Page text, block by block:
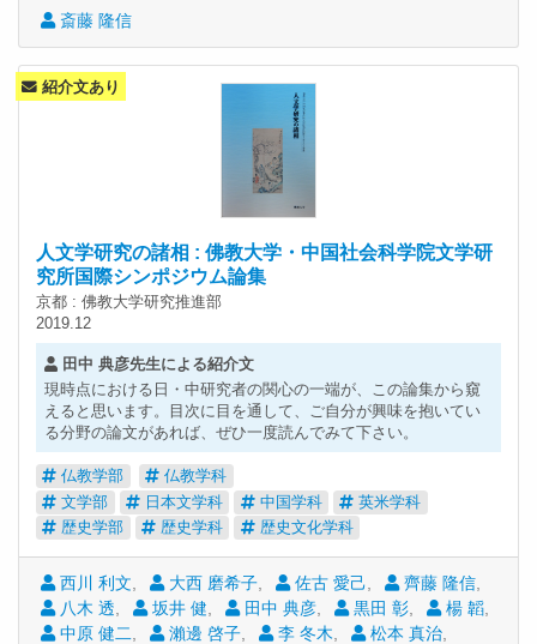
斎藤 隆信
人文学研究の諸相 : 佛教大学・中国社会科学院文学研
究所国際シンポジウム論集
京都 : 佛教大学研究推進部
2019.12
田中 典彦先生による紹介文
現時点における日・中研究者の関心の一端が、この論集から窺
えると思います。目次に目を通して、ご自分が興味を抱いてい
る分野の論文があれば、ぜひ一度読んでみて下さい。
仏教学部
仏教学科
文学部
日本文学科 中国学科
英米学科
歴史学部
歴史学科 歴史文化学科
西川 利文 大西 磨希子 佐古 愛己
齊藤 隆信
八木 透
坂井 健 田中 典彦 黒田 彰
楊 韜
中原 健二
瀨邊 啓子 李 冬木
松本 真治
紹介文あり